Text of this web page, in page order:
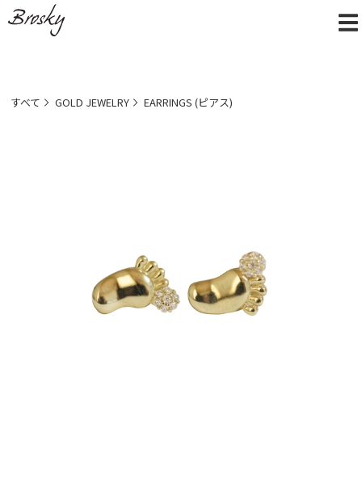
すべて GOLD JEWELRY EARRINGS (ピアス)